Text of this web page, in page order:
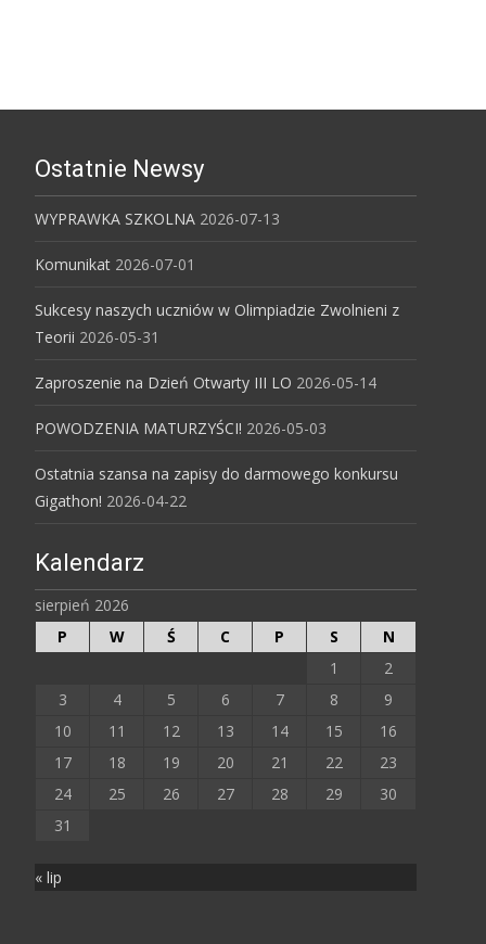
Ostatnie Newsy
WYPRAWKA SZKOLNA 2026-07-13
Komunikat 2026-07-01
Sukcesy naszych uczniów w Olimpiadzie Zwolnieni z
Teorii 2026-05-31
Zaproszenie na Dzień Otwarty III LO 2026-05-14
POWODZENIA MATURZYŚCI! 2026-05-03
Ostatnia szansa na zapisy do darmowego konkursu
Gigathon! 2026-04-22
Kalendarz
sierpień 2026
P
W Ś C P S
N
1
2
3
4 5 6 7 8
9
10
11 12 13 14 15
16
17
18 19 20 21 22
23
24
25 26 27 28 29
30
31
« lip